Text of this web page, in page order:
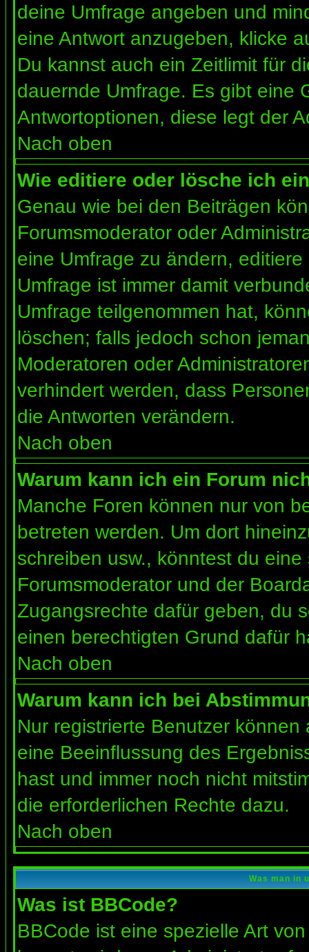
deine Umfrage angeben und
eine Antwort anzugeben, klicke
Du kannst auch ein Zeitlimit für
dauernde Umfrage. Es gibt eine
Antwortoptionen, diese legt der
Nach oben
Wie editiere oder lösche ich
Genau wie bei den Beiträgen
Forumsmoderator oder
eine Umfrage zu ändern,
Umfrage ist immer damit
Umfrage teilgenommen hat,
löschen; falls jedoch schon
Moderatoren oder
verhindert werden, dass
die Antworten verändern.
Nach oben
Warum kann ich ein Forum
Manche Foren können nur von
betreten werden. Um dort
schreiben usw., könntest du
Forumsmoderator und der
Zugangsrechte dafür geben, du
einen berechtigten Grund dafür
Nach oben
Warum kann ich bei
Nur registrierte Benutzer
eine Beeinflussung des
hast und immer noch nicht
die erforderlichen Rechte dazu.
Nach oben
Was man in
Was ist BBCode?
BBCode ist eine spezielle Art